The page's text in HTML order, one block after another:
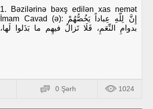
1. Bəzilərinə bəxş edilən xas nemət
İmam Cavad (ə): إِنَّ لِلّهِ عِباداً يَخُصُّهُمْ
بدوامِ النِّعَمِ، فَلَا تَزالُ فيهِم ما بَذَلوا لَها،
0 Şərh 1024